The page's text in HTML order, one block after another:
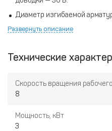
Диаметр изгибаемой
Прочный каркас из
Минимальная потребность в
редукторе, лёгкий доступ к
Автоматический возврат
Работает при низкой
Развернуть описание
Технические
Скорость вращения
8
Мощность, кВт
3